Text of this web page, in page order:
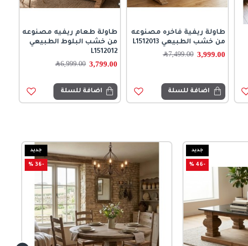
طاولة ريفية فاخره مصنوعه
من خشب الطبيعي L1512013
3,999.00
7,499.00﷼
اضافة للسلة
طاولة طعام ريفيه مصنوعه
من خشب البلوط الطبيعي
L1512012
3,799.00
6,999.00﷼
اضافة للسلة
جديد
-46 %
جديد
-36 %